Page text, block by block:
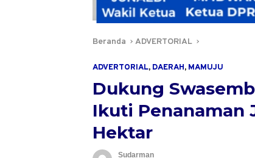
Beranda ADVERTORIAL
ADVERTORIAL, DAERAH, MAMUJU
Dukung
Ikuti Penanaman
Hektar
Sudarman